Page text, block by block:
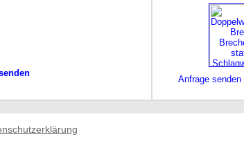
Anfrage senden|